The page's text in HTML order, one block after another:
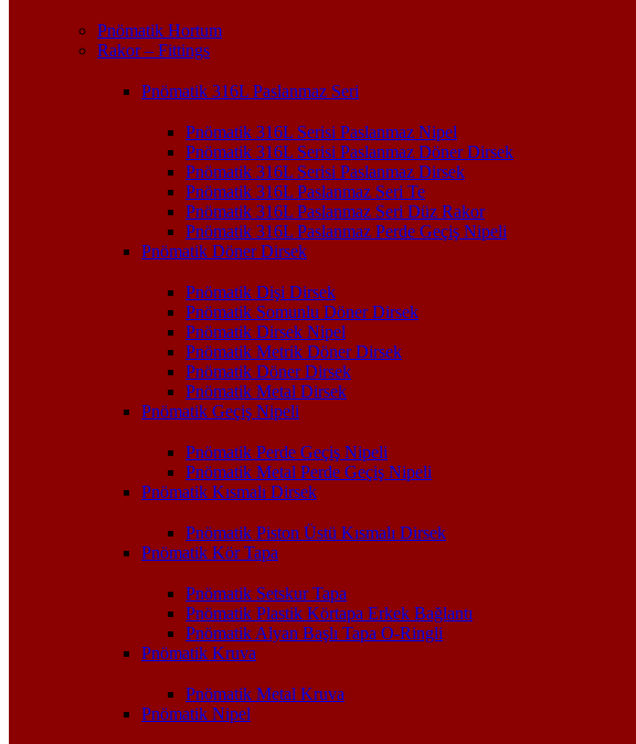
Pnömatik Hortum
Rakor – Fittings
Pnömatik 316L Paslanmaz Seri
Pnömatik 316L Serisi Paslanmaz Nipel
Pnömatik 316L Serisi Paslanmaz Döner Dirsek
Pnömatik 316L Serisi Paslanmaz Dirsek
Pnömatik 316L Paslanmaz Seri Te
Pnömatik 316L Paslanmaz Seri Düz Rakor
Pnömatik 316L Paslanmaz Perde Geçiş Nipeli
Pnömatik Döner Dirsek
Pnömatik Dişi Dirsek
Pnömatik Somunlu Döner Dirsek
Pnömatik Dirsek Nipel
Pnömatik Metrik Döner Dirsek
Pnömatik Döner Dirsek
Pnömatik Metal Dirsek
Pnömatik Geçiş Nipeli
Pnömatik Perde Geçiş Nipeli
Pnömatik Metal Perde Geçiş Nipeli
Pnömatik Kısmalı Dirsek
Pnömatik Piston Üstü Kısmalı Dirsek
Pnömatik Kör Tapa
Pnömatik Setskur Tapa
Pnömatik Plastik Körtapa Erkek Bağlantı
Pnömatik Alyan Başlı Tapa O-Ringli
Pnömatik Kruva
Pnömatik Metal Kruva
Pnömatik Nipel